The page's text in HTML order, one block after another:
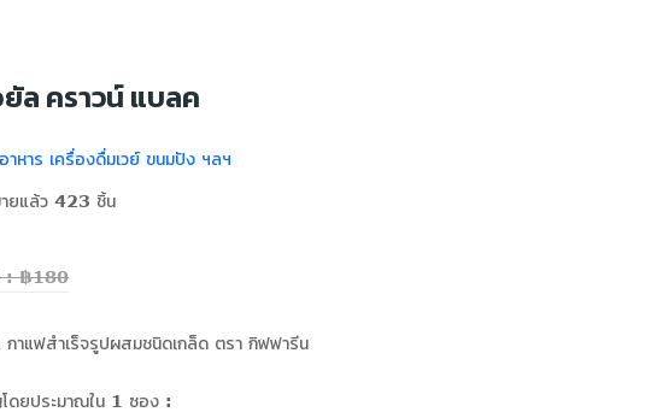
ล คราวน์ แบลค
หาร เครื่องดื่มเวย์ ขนมปัง ฯลฯ
ยแล้ว 423 ชิ้น
: ฿180
าแฟสำเร็จรูปผสมชนิดเกล็ด ตรา กิฟฟารีน
ดยประมาณใน 1 ซอง :